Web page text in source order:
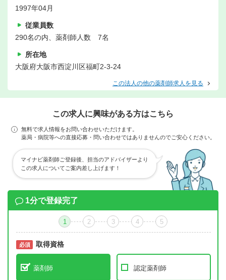
1997年04月
従業員数
290名の内、薬剤師人数 7名
所在地
大阪府大阪市西淀川区福町2-3-24
この法人の他の薬剤師求人を見る
この求人に興味がある方はこちら
無料で求人情報をお問い合わせいただけます。
薬局・病院等への直接応募・問い合わせではありませんのでご安心ください。
マイナビ薬剤師ご登録後、担当のアドバイザーより
この求人についてご案内差し上げます！
1分で登録完了
1 2 3 4 5
必須 取得資格
薬剤師 認定薬剤師